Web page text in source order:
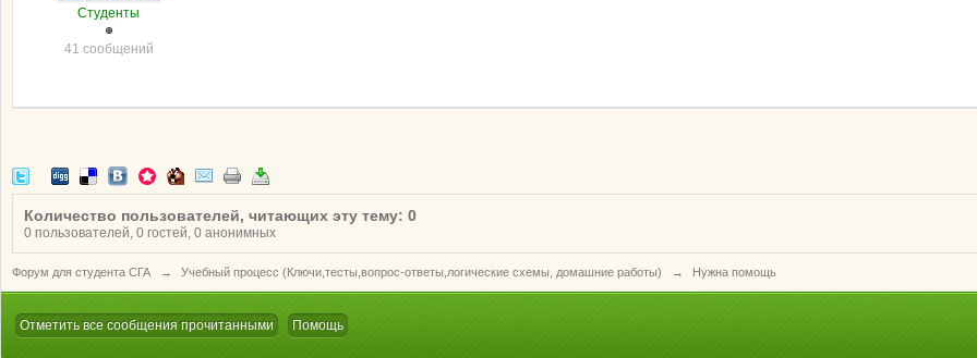
Студенты
41 сообщений
Количество пользователей, читающих эту тему: 0
0 пользователей, 0 гостей, 0 анонимных
Форум для студента СГА → Учебный процесс (Ключи,тесты,вопрос-ответы,логические схемы, домашние работы) → Нужна помощь
Отметить все сообщения прочитанными Помощь